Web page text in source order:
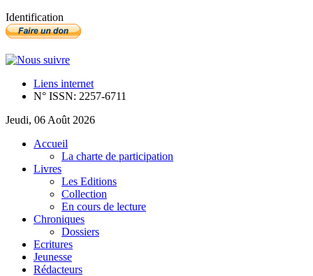
Identification
Liens internet
N° ISSN: 2257-6711
Jeudi, 06 Août 2026
Accueil
La charte de participation
Livres
Les Editions
Collection
En cours de lecture
Chroniques
Dossiers
Ecritures
Jeunesse
Rédacteurs